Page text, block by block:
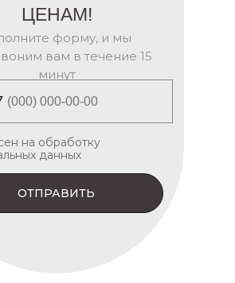
ЦЕНАМ!
форму, и мы
вам в течение 15
минут
на обработку
данных
ОТПРАВИТЬ